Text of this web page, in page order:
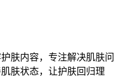
肤内容，专注解决肌肤问
肤状态，让护肤回归理